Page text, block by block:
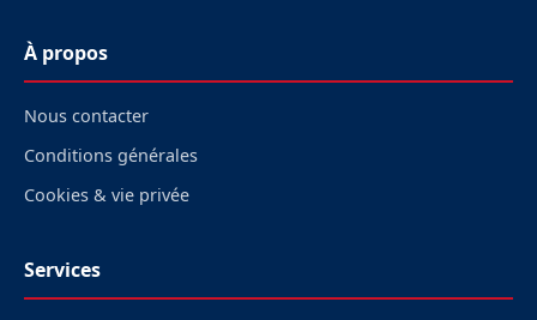
À propos
Nous contacter
Conditions générales
Cookies & vie privée
Services